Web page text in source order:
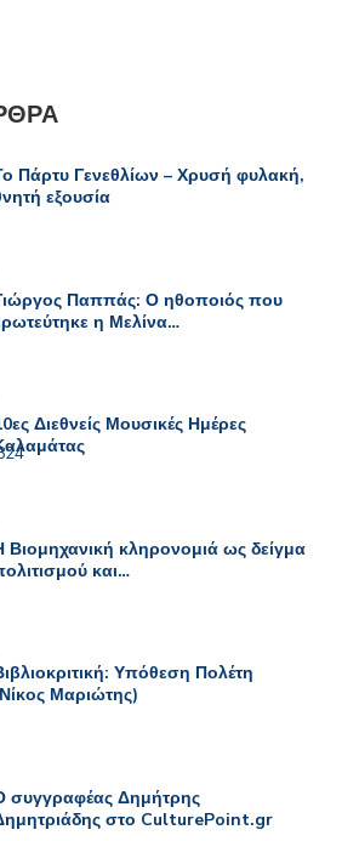
Πάρτυ Γενεθλίων – Χρυσή φυλακή,
εξουσία
Παππάς: Ο ηθοποιός που
η Μελίνα…
Διεθνείς Μουσικές Ημέρες
Βιομηχανική κληρονομιά ως δείγμα
και…
Υπόθεση Πολέτη
Μαριώτης)
συγγραφέας Δημήτρης
στο CulturePoint.gr